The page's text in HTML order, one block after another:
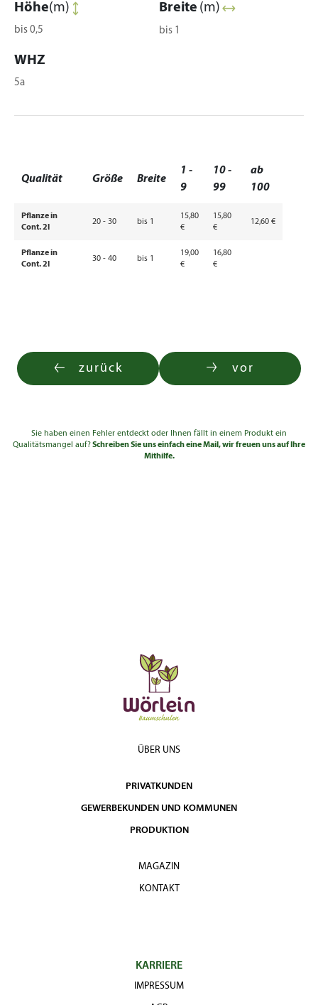
Höhe(m)
bis 0,5
Breite (m)
bis 1
WHZ
5a
Qualität Größe Breite
1 -
9
10 -
99
ab
100
Pflanze in
Cont. 2l
20 - 30 bis 1
15,80
€
15,80
€
12,60 €
Pflanze in
Cont. 2l
30 - 40 bis 1
19,00
€
16,80
€
zurück vor
Sie haben einen Fehler entdeckt oder Ihnen fällt in einem Produkt ein
Qualitätsmangel auf?Schreiben Sie uns einfach eine Mail, wir freuen uns auf Ihre
Mithilfe.
ÜBER UNS
PRIVATKUNDEN
GEWERBEKUNDEN UND KOMMUNEN
PRODUKTION
MAGAZIN
KONTAKT
KARRIERE
IMPRESSUM